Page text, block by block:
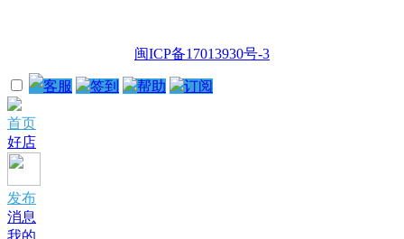
闽ICP备17013930号-3
客服 签到 帮助 订阅
首页
好店
发布
消息
我的